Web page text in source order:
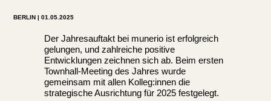
BERLIN | 01.05.2025
Der Jahresauftakt bei munerio ist erfolgreich
gelungen, und zahlreiche positive
Entwicklungen zeichnen sich ab. Beim ersten
Townhall-Meeting des Jahres wurde
gemeinsam mit allen Kolleg:innen die
strategische Ausrichtung für 2025 festgelegt.